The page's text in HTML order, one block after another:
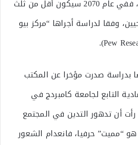
المسيحيون فيه أقلية، ففي عام 2070 سيكون أقل من ثلث
وفقا لدراسة أجراها “مركز بيو
بدراسة صدرت مؤخرا عن المكتب
التابع لجامعة كامبردج في
أن تدهور التدين في المجتمع
“مميت” حرفيا، فانعدام الشعور